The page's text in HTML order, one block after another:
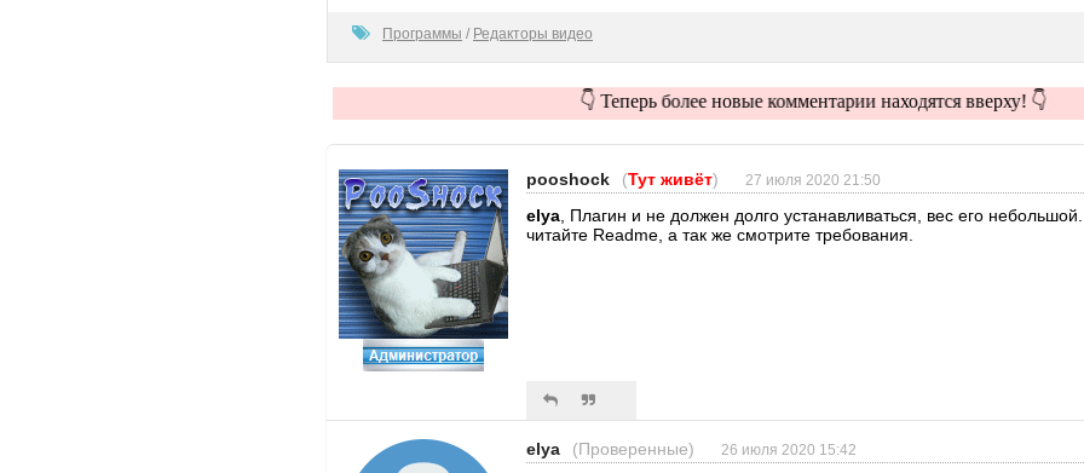
Программы / Редакторы видео
👇 Теперь более новые комментарии находятся вверху! 👇
pooshock (Тут живёт) 27 июля 2020 21:50
elya , Плагин и не должен долго устанавливаться, вес его
читайте Readme, а так же смотрите требования.
elya (Проверенные) 26 июля 2020 15:42